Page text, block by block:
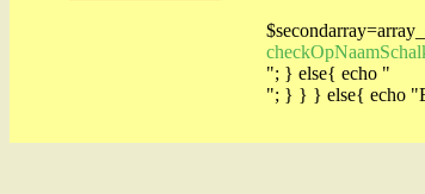
"; } else{ echo "
"; } } } else{ echo